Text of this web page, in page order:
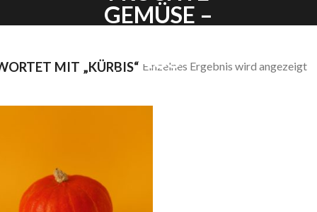
MIT „KÜRBIS“ Einzelnes Ergebnis wird angezeigt